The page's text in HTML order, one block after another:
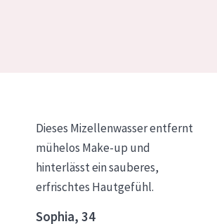
Dieses Mizellenwasser entfernt
mühelos Make-up und
hinterlässt ein sauberes,
erfrischtes Hautgefühl.
Sophia, 34